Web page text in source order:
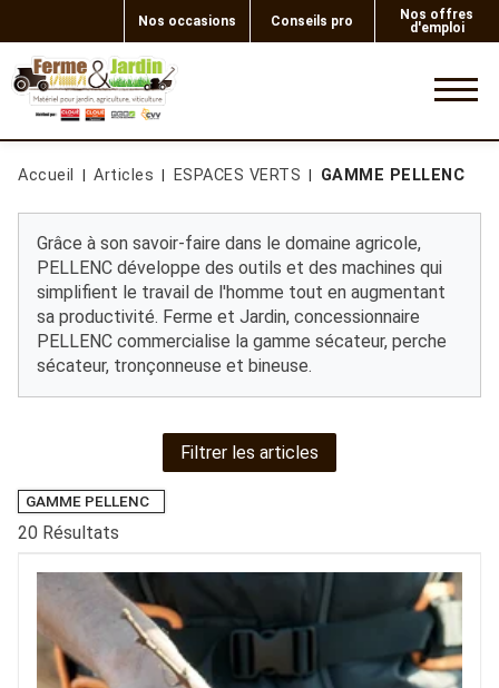
Nos occasions Conseils pro
Nos offres
d'emploi
Accueil Articles ESPACES VERTS GAMME PELLENC
Grâce à son savoir-faire dans le domaine agricole,
PELLENC développe des outils et des machines qui
simplifient le travail de l'homme tout en augmentant
sa productivité. Ferme et Jardin, concessionnaire
PELLENC commercialise la gamme sécateur, perche
sécateur, tronçonneuse et bineuse.
Filtrer les articles
GAMME PELLENC
20 Résultats